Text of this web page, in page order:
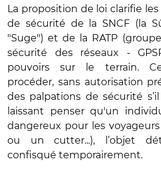
La proposition de loi clarifie
de sécurité de la SNCF (la
"Suge") et de la RATP
sécurité des réseaux -
pouvoirs sur le terrain.
procéder, sans autorisation
des palpations de sécurité
laissant penser qu'un
dangereux pour les
ou un cutter...), l’objet
confisqué temporairement.